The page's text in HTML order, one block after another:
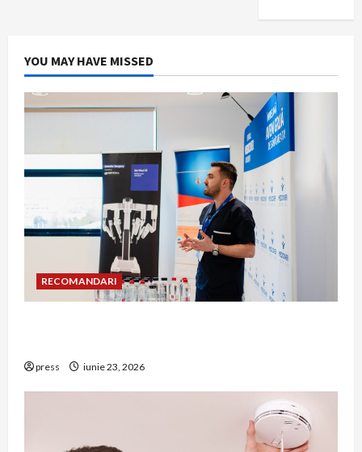
YOU MAY HAVE MISSED
RECOMANDARI
press iunie 23, 2026